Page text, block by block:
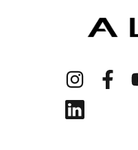
Cupom 1a compra: